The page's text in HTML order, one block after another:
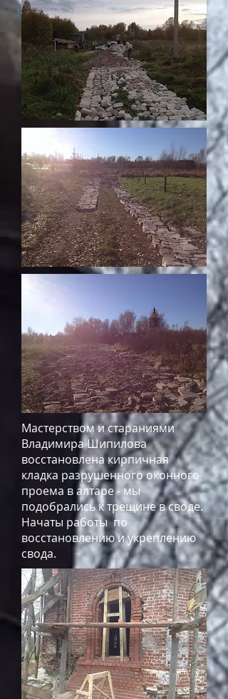
Мастерством и стараниями
Владимира Шипилова
восстановлена кирпичная
кладка разрушенного оконного
проема в алтаре - мы
подобрались к трещине в своде.
Начаты работы по
восстановлению и укреплению
свода.